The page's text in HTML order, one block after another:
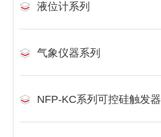
液位计系列
气象仪器系列
NFP-KC系列可控硅触发器